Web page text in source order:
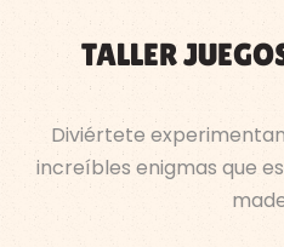
TALLER
Diviértete
increíbles enigmas que